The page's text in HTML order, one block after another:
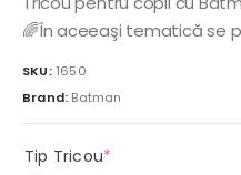
🌈În aceeaşi tematică se
SKU: 1650
Brand: Batman
Tip Tricou*